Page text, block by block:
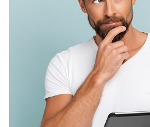
Yerba mate - hol lehet
ha online vásárolunk